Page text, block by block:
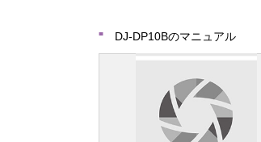
DJ-DP10Bのマニュアル